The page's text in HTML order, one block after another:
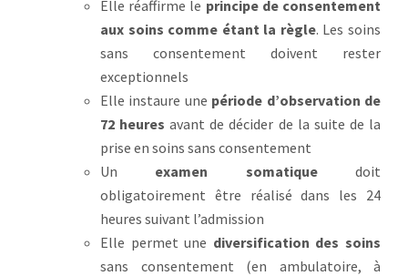
Elle réaffirme le principe de consentement
aux soins comme étant la règle. Les soins
sans consentement doivent rester
exceptionnels
Elle instaure une période d’observation de
72 heures avant de décider de la suite de la
prise en soins sans consentement
Un examen somatiquedoit
obligatoirement être réalisé dans les 24
heures suivant l’admission
Elle permet une diversification des soins
sans consentement (en ambulatoire, à